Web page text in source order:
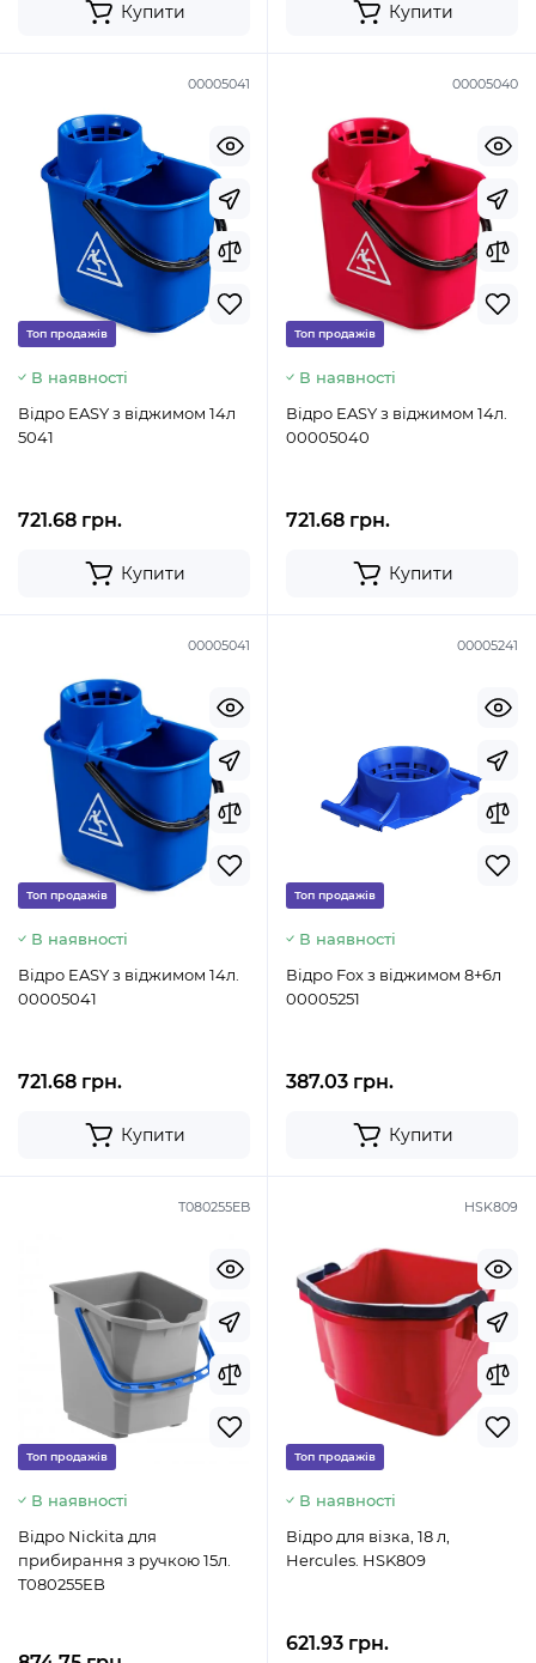
Купити Купити
00005041
Топ продажів
В наявності
Відро EASY з віджимом 14л
5041
721.68 грн.
Купити
00005040
Топ продажів
В наявності
Відро EASY з віджимом 14л.
00005040
721.68 грн.
Купити
00005041
Топ продажів
В наявності
Відро EASY з віджимом 14л.
00005041
721.68 грн.
Купити
00005241
Топ продажів
В наявності
Відро Fox з віджимом 8+6л
00005251
387.03 грн.
Купити
T080255EB
Топ продажів
В наявності
Відро Nickita для
прибирання з ручкою 15л.
T080255EB
HSK809
Топ продажів
В наявності
Відро для візка, 18 л,
Hercules. HSK809
621.93 грн.